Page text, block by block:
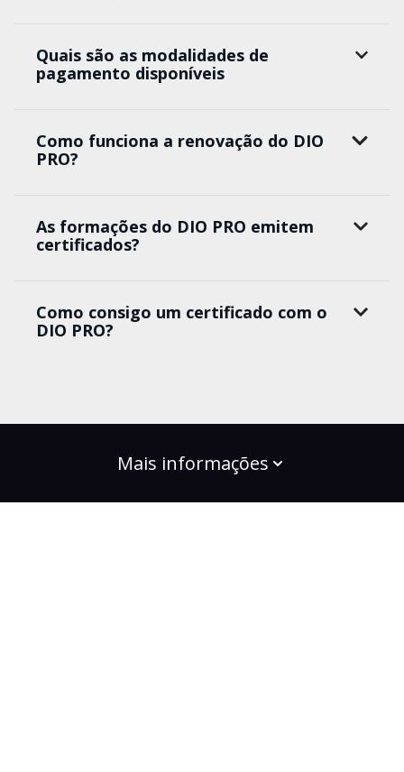
Quais são as modalidades de
pagamento disponíveis
Como funciona a renovação do DIO
PRO?
As formações do DIO PRO emitem
certificados?
Como consigo um certificado com o
DIO PRO?
Mais informações